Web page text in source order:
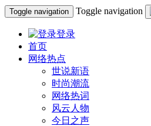
Toggle navigation Toggle navigation
登录
首页
网络热点
世说新语
时尚潮流
网络热词
风云人物
今日之声